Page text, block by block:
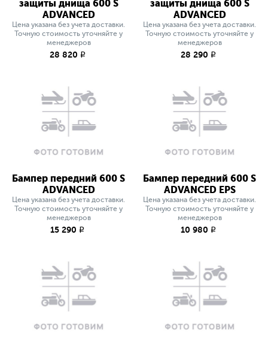
защиты днища 600 S
ADVANCED
Цена указана без учета доставки.
Точную стоимость уточняйте у
менеджеров
28 820 q
защиты днища 600 S
ADVANCED
Цена указана без учета доставки.
Точную стоимость уточняйте у
менеджеров
28 290 q
Бампер передний 600 S
ADVANCED
Цена указана без учета доставки.
Точную стоимость уточняйте у
менеджеров
15 290 q
Бампер передний 600 S
ADVANCED EPS
Цена указана без учета доставки.
Точную стоимость уточняйте у
менеджеров
10 980 q